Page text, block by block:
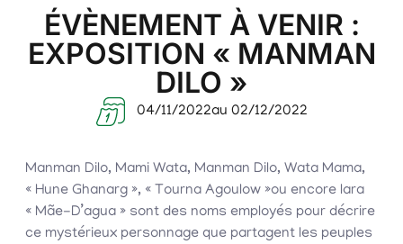
ÉVÈNEMENT À VENIR :
EXPOSITION « MANMAN
DILO »
04/11/2022au 02/12/2022
Manman Dilo, Mami Wata, Manman Dilo, Wata Mama,
« Hune Ghanarg », « Tourna Agoulow »ou encore Iara
« Mãe-D’agua » sont des noms employés pour décrire
ce mystérieux personnage que partagent les peuples